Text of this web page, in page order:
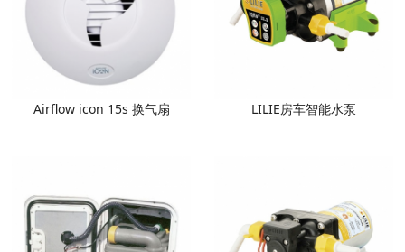
Airflow icon 15s 换气扇 LILIE房车智能水泵